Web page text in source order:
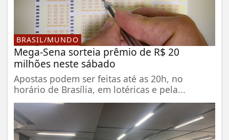
BRASIL/MUNDO
Mega-Sena sorteia prêmio de R$ 20
milhões neste sábado
Apostas podem ser feitas até as 20h, no
horário de Brasília, em lotéricas e pela...